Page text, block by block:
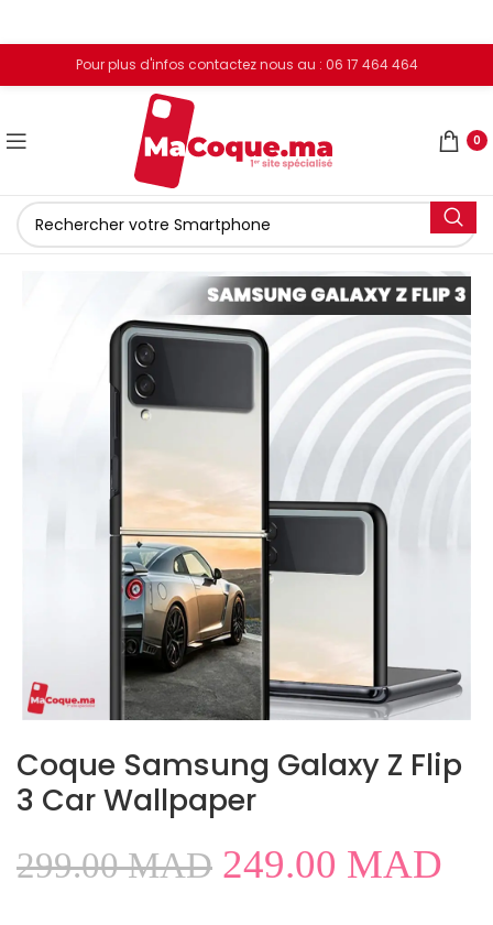
Pour plus d'infos contactez nous au : 06 17 464 464
0
Coque Samsung Galaxy Z Flip
3 Car Wallpaper
299.00MAD 249.00 MAD